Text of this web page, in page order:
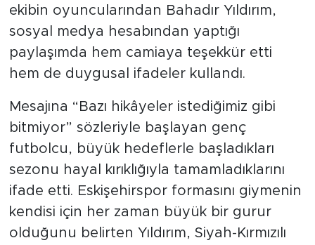
ekibin oyuncularından Bahadır Yıldırım,
sosyal medya hesabından yaptığı
paylaşımda hem camiaya teşekkür etti
hem de duygusal ifadeler kullandı.
Mesajına “Bazı hikâyeler istediğimiz gibi
bitmiyor” sözleriyle başlayan genç
futbolcu, büyük hedeflerle başladıkları
sezonu hayal kırıklığıyla tamamladıklarını
ifade etti. Eskişehirspor formasını giymenin
kendisi için her zaman büyük bir gurur
olduğunu belirten Yıldırım, Siyah-Kırmızılı